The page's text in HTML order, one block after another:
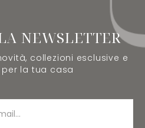
NEWSLETTER
collezioni esclusive e
la tua casa